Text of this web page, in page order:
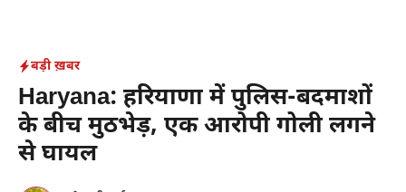
content
बड़ी ख़बर
Haryana: हरियाणा में पुलिस-बदमाशों
के बीच मुठभेड़, एक आरोपी गोली लगने
से घायल